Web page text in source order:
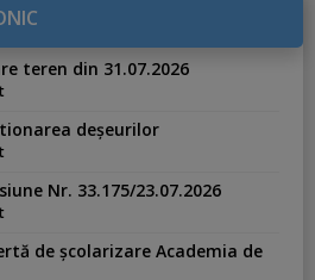
teren din 31.07.2026
deșeurilor
Nr. 33.175/23.07.2026
de școlarizare Academia de